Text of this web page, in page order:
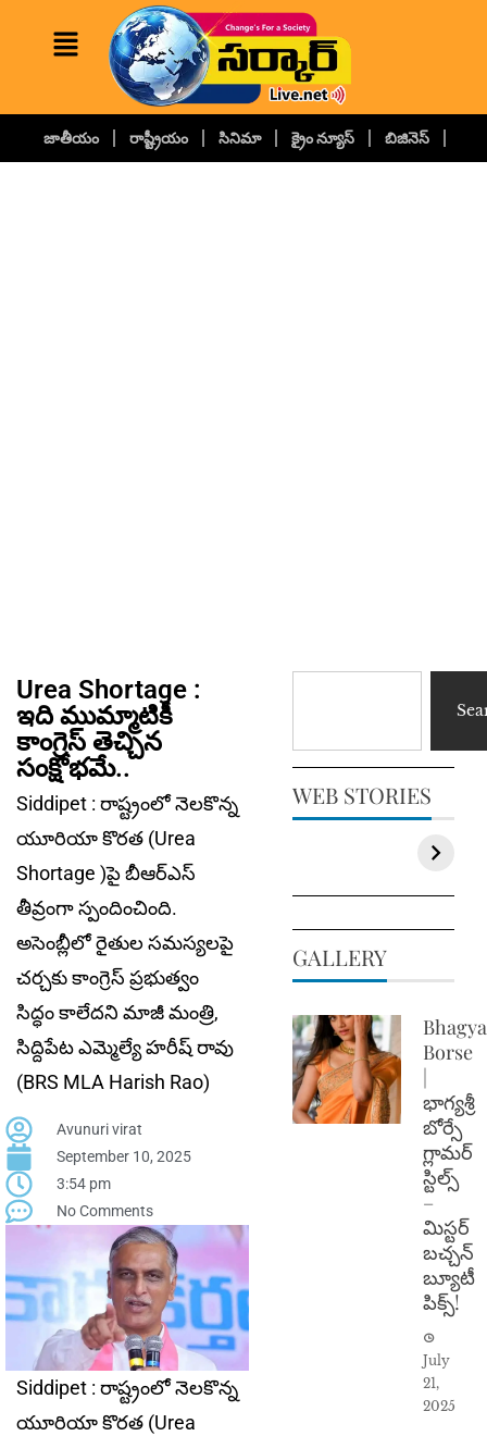
జాతీయం రాష్ట్రీయం సినిమా క్రైం న్యూస్ బిజినెస్
Urea Shortage :
ఇది ముమ్మాటికీ
కాంగ్రెస్ తెచ్చిన
సంక్షోభమే..
Siddipet : రాష్ట్రంలో నెలకొన్న
యూరియా కొరత (Urea
Shortage )పై బీఆర్ఎస్
తీవ్రంగా స్పందించింది.
అసెంబ్లీలో రైతుల సమస్యలపై
చర్చకు కాంగ్రెస్ ప్రభుత్వం
సిద్ధం కాలేదని మాజీ మంత్రి,
సిద్దిపేట ఎమ్మెల్యే హ‌రీష్ రావు
(BRS MLA Harish Rao)
Avunuri virat
September 10, 2025
3:54 pm
No Comments
Siddipet : రాష్ట్రంలో నెలకొన్న
యూరియా కొరత (Urea
WEB STORIES
GALLERY
Borse
|
భాగ్యశ్రీ
బోర్సే
గ్లామర్
స్టిల్స్
–
మిస్టర్
బచ్చన్
బ్యూటీ
పిక్స్!
July
21,
2025